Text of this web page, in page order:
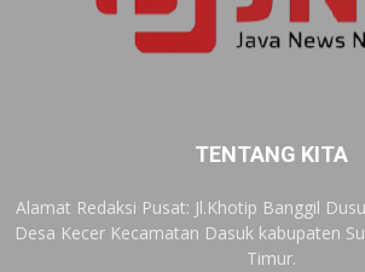
TENTANG KITA
Alamat Redaksi Pusat: Jl.Khotip Banggil
Desa Kecer Kecamatan Dasuk kabupaten
Timur.